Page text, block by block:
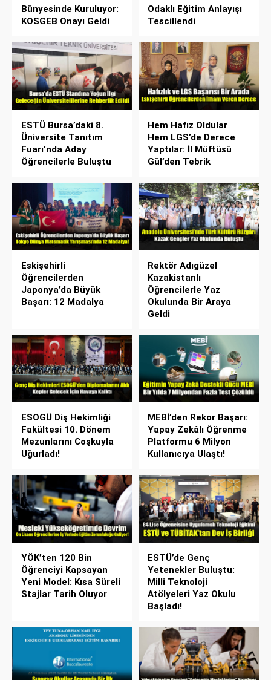
Bünyesinde Kuruluyor:
KOSGEB Onayı Geldi
Odaklı Eğitim Anlayışı
Tescillendi
ESTÜ Bursa’daki 8.
Üniversite Tanıtım
Fuarı’nda Aday
Öğrencilerle Buluştu
Hem Hafız Oldular
Hem LGS’de Derece
Yaptılar: İl Müftüsü
Gül’den Tebrik
Eskişehirli
Öğrencilerden
Japonya’da Büyük
Başarı: 12 Madalya
Rektör Adıgüzel
Kazakistanlı
Öğrencilerle Yaz
Okulunda Bir Araya
Geldi
ESOGÜ Diş Hekimliği
Fakültesi 10. Dönem
Mezunlarını Coşkuyla
Uğurladı!
MEBİ’den Rekor Başarı:
Yapay Zekâlı Öğrenme
Platformu 6 Milyon
Kullanıcıya Ulaştı!
YÖK’ten 120 Bin
Öğrenciyi Kapsayan
Yeni Model: Kısa Süreli
Stajlar Tarih Oluyor
ESTÜ’de Genç
Yetenekler Buluştu:
Milli Teknoloji
Atölyeleri Yaz Okulu
Başladı!